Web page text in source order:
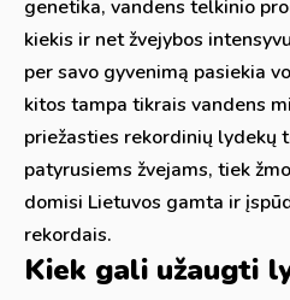
genetika, vandens telkinio
kiekis ir net žvejybos
per savo gyvenimą pasiekia
kitos tampa tikrais vandens
priežasties rekordinių lydekų
patyrusiems žvejams, tiek
domisi Lietuvos gamta ir
rekordais.
Kiek gali užaugti